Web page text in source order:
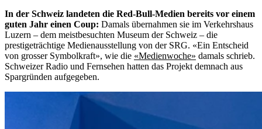
In der Schweiz landeten die Red-Bull-Medien bereits vor einem
guten Jahr einen Coup: Damals übernahmen sie im Verkehrshaus
Luzern – dem meistbesuchten Museum der Schweiz – die
prestigeträchtige Medienausstellung von der SRG. «Ein Entscheid
von grosser Symbolkraft», wie die «Medienwoche» damals schrieb.
Schweizer Radio und Fernsehen hatten das Projekt demnach aus
Spargründen aufgegeben.